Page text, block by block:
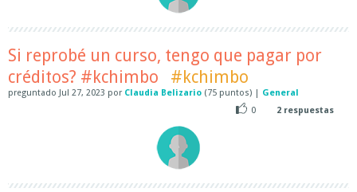
Si reprobé un curso, tengo que pagar por
créditos? #kchimbo
#kchimbo
preguntado Jul 27, 2023 por Claudia Belizario (75 puntos) | General
0
2 respuestas